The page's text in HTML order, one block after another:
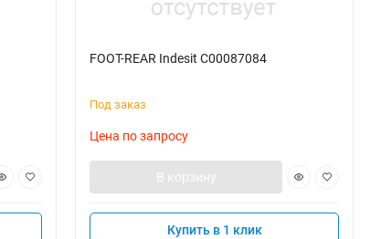
FOOT-REAR Indesit C00087084
Под заказ
Цена по запросу
В корзину
Купить в 1 клик